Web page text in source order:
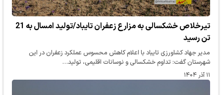
تیرخلاص خشکسالی به مزارع زعفران تایباد/تولید امسال به 21
تن رسید
مدیر جهاد کشاورزی تایباد با اعلام کاهش محسوس عملکرد زعفران در این
شهرستان گفت: تداوم خشکسالی و نوسانات اقلیمی، تولید…
۱۱ آذر ۱۴۰۴